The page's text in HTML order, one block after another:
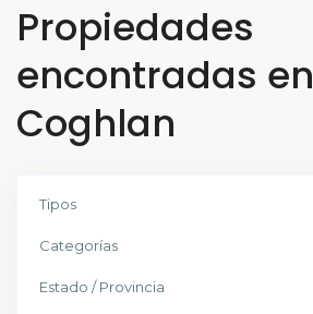
Propiedades
encontradas en
Coghlan
Tipos
Categorías
Estado / Provincia